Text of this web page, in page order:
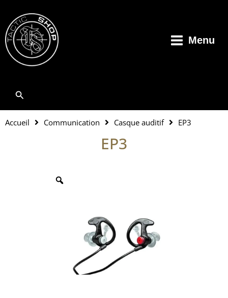
contenu
Menu
Rechercher
Accueil Communication Casque auditif EP3
EP3